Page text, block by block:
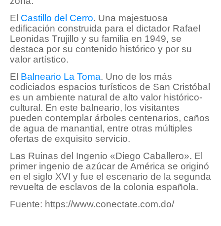
El Castillo del Cerro. Una majestuosa
edificación construida para el dictador Rafael
Leonidas Trujillo y su familia en 1949, se
destaca por su contenido histórico y por su
valor artístico.
El Balneario La Toma. Uno de los más
codiciados espacios turísticos de San Cristóbal
es un ambiente natural de alto valor histórico-
cultural. En este balneario, los visitantes
pueden contemplar árboles centenarios, caños
de agua de manantial, entre otras múltiples
ofertas de exquisito servicio.
Las Ruinas del Ingenio «Diego Caballero». El
primer ingenio de azúcar de América se originó
en el siglo XVI y fue el escenario de la segunda
revuelta de esclavos de la colonia española.
Fuente: https://www.conectate.com.do/